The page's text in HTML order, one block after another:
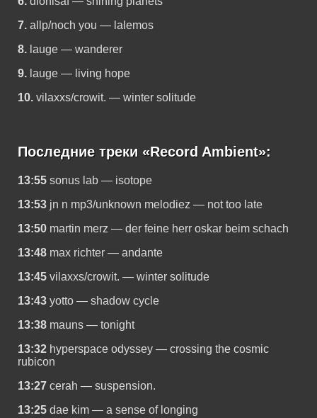
7. allp/noch you — lalemos
8. lauge — wanderer
9. lauge — living hope
10. vilaxxs/crowit. — winter solitude
Последние треки «Record Ambient»:
13:55 sonus lab — isotope
13:53 jn n mp3/unknown melodiez — not too late
13:50 martin merz — der feine herr oskar beim schach
13:48 max richter — andante
13:45 vilaxxs/crowit. — winter solitude
13:43 yotto — shadow cycle
13:38 mauns — tonight
13:32 hyperspace odyssey — crossing the cosmic
rubicon
13:27 cerah — suspension.
13:25 dae kim — a sense of longing